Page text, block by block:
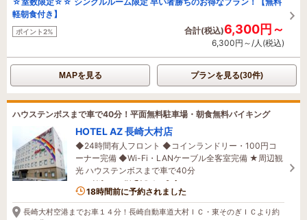
軽朝食付き】
ポイント2% 合計(税込)6,300円～
6,300円～/人(税込)
MAPを見る プランを見る(30件)
ハウステンボスまで車で40分！平面無料駐車場・朝食無料バイキング
HOTEL AZ 長崎大村店
◆24時間有人フロント ◆コインランドリー・100円コ
ーナー完備 ◆Wi-Fi・LANケーブル全客室完備 ★周辺観
光 ハウステンボスまで車で40分
1名がこの宿を見ています
18時間前に予約されました
長崎大村空港までお車１４分！長崎自動車道大村ＩＣ・東そのぎＩＣより約